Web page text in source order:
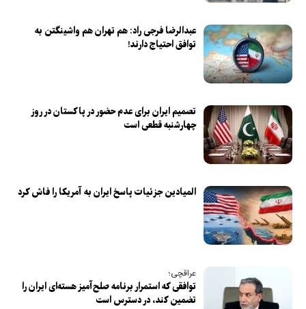
عبدالرضا فرجی راد: هم تهران هم واشینگتن به
توافق احتیاج دارند!
تصمیم ایران برای عدم حضور در پاکستان در روز
چهارشنبه قطعی است
المیادین جزئیات پاسخ ایران به آمریکا را فاش کرد
عراقچی؛
توافقی که استمرار برنامه صلح‌آمیز هسته‌ای ایران را
تضمین کند، در دسترس است